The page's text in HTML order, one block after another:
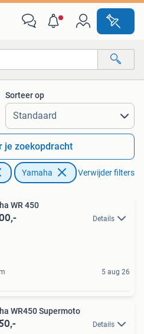
Sorteer op
je zoekopdracht
Yamaha Verwijder filters
WR 450
Details
5 aug 26
WR450 Supermoto
Details